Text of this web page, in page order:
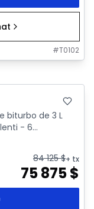
#T0102
biturbo de 3 L
- 6...
84 125$+ tx
75 875$